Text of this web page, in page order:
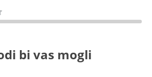
bi vas mogli